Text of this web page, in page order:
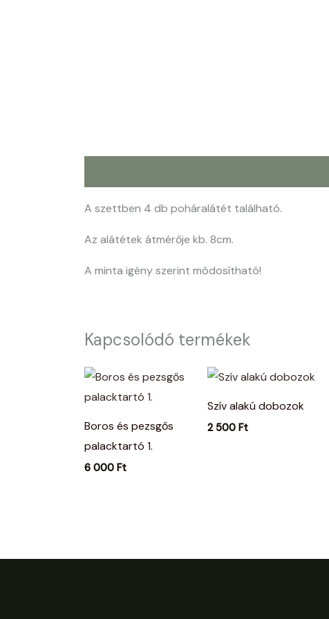
A szettben 4 db poháralátét található.
Az alátétek átmérője kb. 8cm.
A minta igény szerint módosítható!
Kapcsolódó termékek
Boros és pezsgős
palacktartó 1.
6 000 Ft
Szív alakú dobozok
2 500 Ft